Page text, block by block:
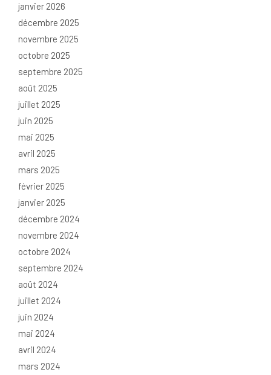
janvier 2026
décembre 2025
novembre 2025
octobre 2025
septembre 2025
août 2025
juillet 2025
juin 2025
mai 2025
avril 2025
mars 2025
février 2025
janvier 2025
décembre 2024
novembre 2024
octobre 2024
septembre 2024
août 2024
juillet 2024
juin 2024
mai 2024
avril 2024
mars 2024